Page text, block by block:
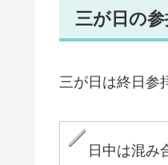
三が日の参
三が日は終日参
日中は混み